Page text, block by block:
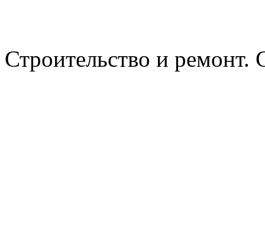
Строительство и